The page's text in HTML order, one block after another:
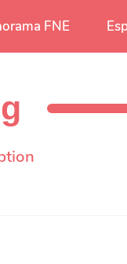
FNE